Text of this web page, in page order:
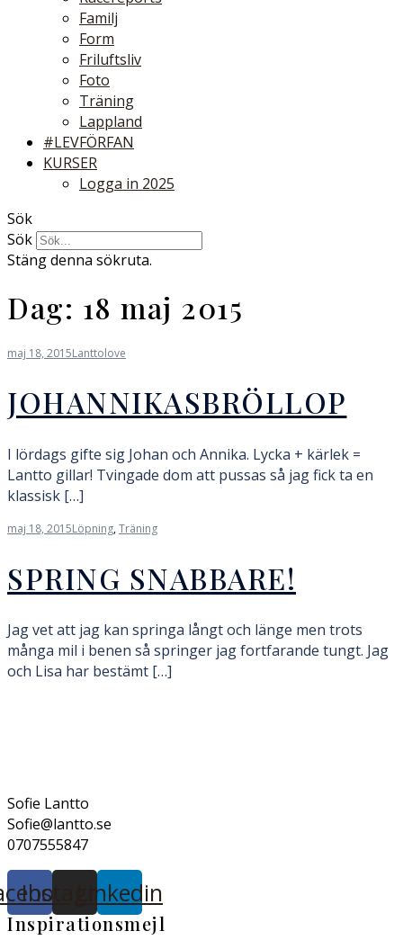
Familj
Form
Friluftsliv
Foto
Träning
Lappland
#LEVFÖRFAN
KURSER
Logga in 2025
Sök
Sök
Stäng denna sökruta.
Dag: 18 maj 2015
maj 18, 2015Lanttolove
JOHANNIKASBRÖLLOP
I lördags gifte sig Johan och Annika. Lycka + kärlek =
Lantto gillar! Tvingade dom att pussas så jag fick ta en
klassisk […]
maj 18, 2015Löpning,Träning
SPRING SNABBARE!
Jag vet att jag kan springa långt och länge men trots
många mil i benen så springer jag fortfarande tungt. Jag
och Lisa har bestämt […]
Sofie Lantto
Sofie@lantto.se
0707555847
InstagramLinkedin
Inspirationsmejl